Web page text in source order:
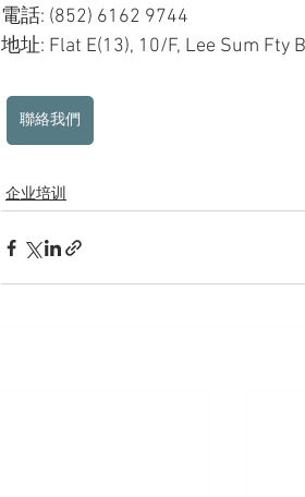
電話: (852) 6162 9744
地址: Flat E(13), 10/F, Lee Sum Fty
聯絡我們
企业培训